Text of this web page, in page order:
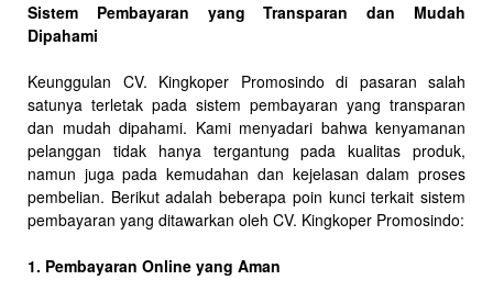
Sistem Pembayaran yang Transparan dan Mudah
Dipahami
Keunggulan CV. Kingkoper Promosindo di pasaran salah
satunya terletak pada sistem pembayaran yang transparan
dan mudah dipahami. Kami menyadari bahwa kenyamanan
pelanggan tidak hanya tergantung pada kualitas produk,
namun juga pada kemudahan dan kejelasan dalam proses
pembelian. Berikut adalah beberapa poin kunci terkait sistem
pembayaran yang ditawarkan oleh CV. Kingkoper Promosindo:
1. Pembayaran Online yang Aman